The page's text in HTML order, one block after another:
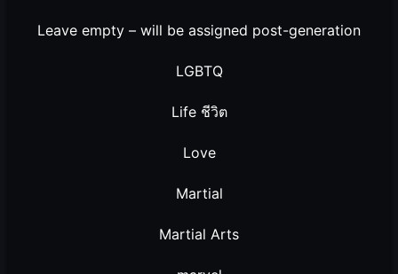
Leave empty – will be assigned post-generation
LGBTQ
Life ชีวิต
Love
Martial
Martial Arts